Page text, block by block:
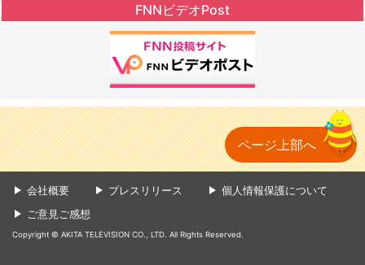
FNNビデオPost
ページ上部へ
会社概要 プレスリリース
個人情報保護について
ご意見ご感想
Copyright © AKITA TELEVISION CO., LTD. All Rights Reserved.